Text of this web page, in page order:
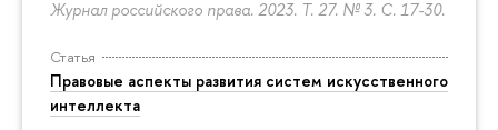
Журнал российского права. 2023. Т. 27. № 3. С. 17-30.
Статья
Правовые аспекты развития систем искусственного
интеллекта